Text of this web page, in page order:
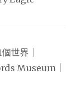
世界｜
Museum｜